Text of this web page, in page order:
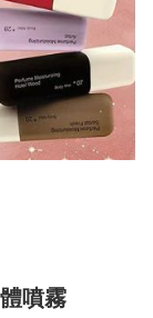
噴霧